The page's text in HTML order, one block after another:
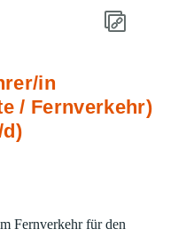
in
/ Fernverkehr)
Fernverkehr für den